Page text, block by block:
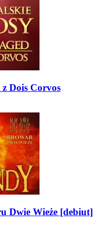
Dois Corvos
Dwie Wieże [debiut]